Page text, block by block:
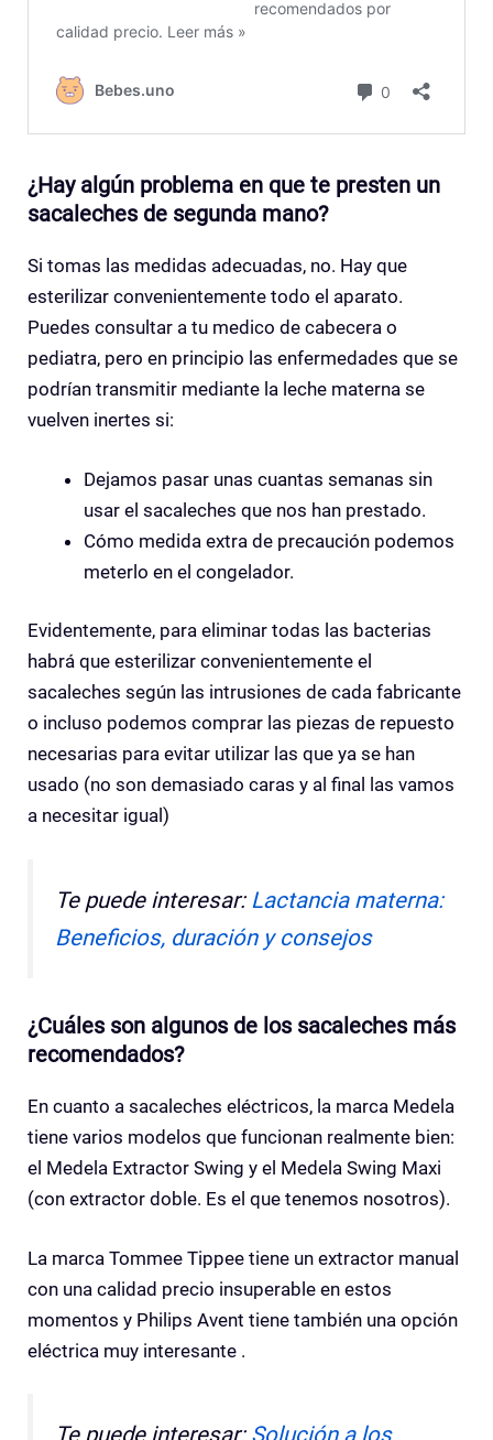
¿Hay algún problema en que te presten un
sacaleches de segunda mano?
Si tomas las medidas adecuadas, no. Hay que
esterilizar convenientemente todo el aparato.
Puedes consultar a tu medico de cabecera o
pediatra, pero en principio las enfermedades que se
podrían transmitir mediante la leche materna se
vuelven inertes si:
Dejamos pasar unas cuantas semanas sin
usar el sacaleches que nos han prestado.
Cómo medida extra de precaución podemos
meterlo en el congelador.
Evidentemente, para eliminar todas las bacterias
habrá que esterilizar convenientemente el
sacaleches según las intrusiones de cada fabricante
o incluso podemos comprar las piezas de repuesto
necesarias para evitar utilizar las que ya se han
usado (no son demasiado caras y al final las vamos
a necesitar igual)
Te puede interesar: Lactancia materna:
Beneficios, duración y consejos
¿Cuáles son algunos de los sacaleches más
recomendados?
En cuanto a sacaleches eléctricos, la marca Medela
tiene varios modelos que funcionan realmente bien:
el Medela Extractor Swing y el Medela Swing Maxi
(con extractor doble. Es el que tenemos nosotros).
La marca Tommee Tippee tiene un extractor manual
con una calidad precio insuperable en estos
momentos y Philips Avent tiene también una opción
eléctrica muy interesante .